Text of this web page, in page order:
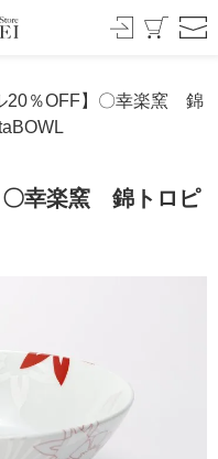
20％OFF】〇幸楽窯 錦
〇幸楽窯 錦トロピ